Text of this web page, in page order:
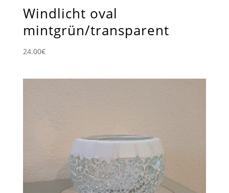
Windlicht oval
mintgrün/transparent
24.00€